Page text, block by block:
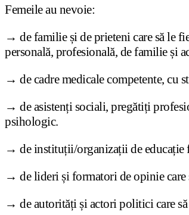
Femeile au nevoie:
→ de familie și de prieteni care să le
personală, profesională, de familie și
→ de cadre medicale competente, cu
→ de asistenți sociali, pregătiți
psihologic.
→ de instituții/organizații de educație
→ de lideri și formatori de opinie care
→ de autorități și actori politici care